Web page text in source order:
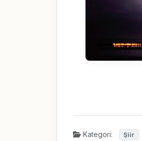
Kategori: Şiir